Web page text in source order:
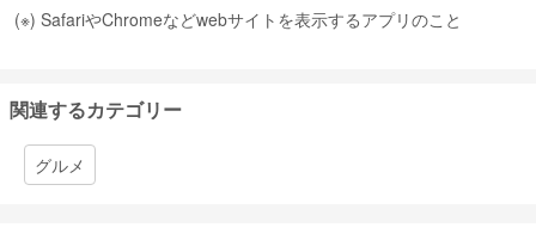
(※) SafariやChromeなどwebサイトを表示するアプリのこと
関連するカテゴリー
グルメ